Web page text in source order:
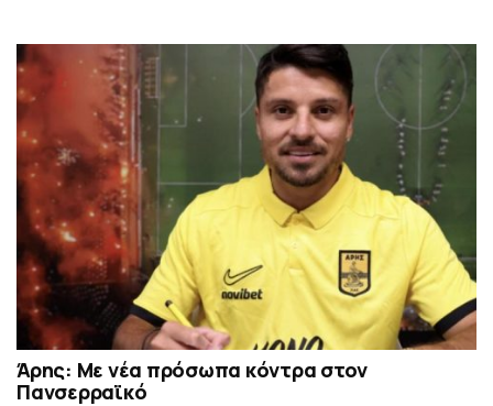
Άρης: Με νέα πρόσωπα κόντρα στον
Πανσερραϊκό